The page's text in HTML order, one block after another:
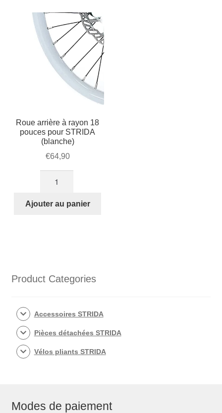
pouces
(blanche)
Roue arrière à rayon 18
pouces pour STRIDA
(blanche)
€64,90
Roue
pour
Ajouter au panier
Product Categories
Accessoires STRIDA
Pièces détachées STRIDA
Vélos pliants STRIDA
Modes de paiement